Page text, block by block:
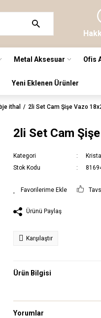
Metal Aksesuar Ofis
Yeni Eklenen Ürünler
ithal 2li Set Cam Şişe Vazo
2li Set Cam
Kategori
Stok Kodu
Ürünü Paylaş
Karşılaştır
Ürün Bilgisi
Yorumlar